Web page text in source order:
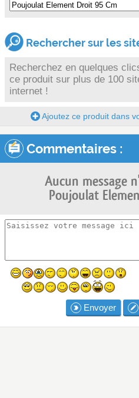
Rechercher sur les
Recherchez en quelques
ce produit sur plus de 100
internet !
Ajoutez ce produit dans
Commentaires :
Aucun message
Poujoulat
Envoyer